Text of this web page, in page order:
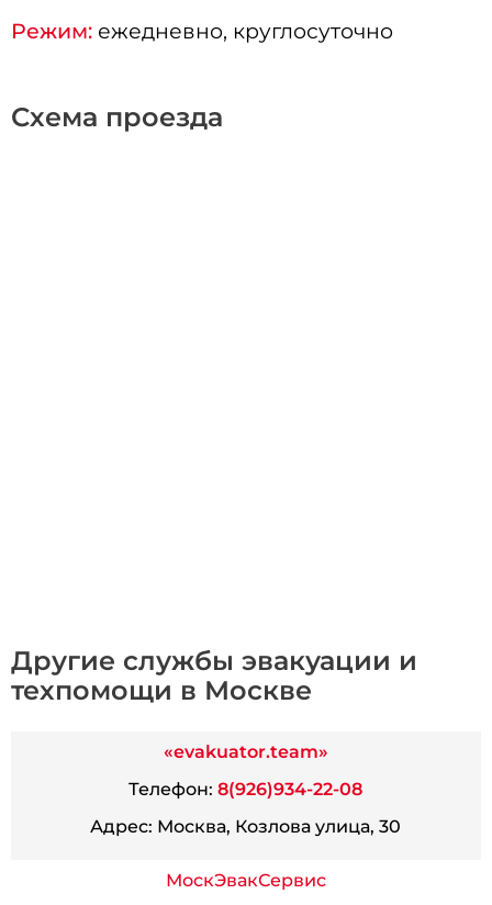
Схема проезда
Режим: ежедневно, круглосуточно
Другие службы эвакуации и
техпомощи в Москве
«evakuator.team»
Телефон: 8(926)934-22-08
Адрес: Москва, Козлова улица, 30
МоскЭвакСервис